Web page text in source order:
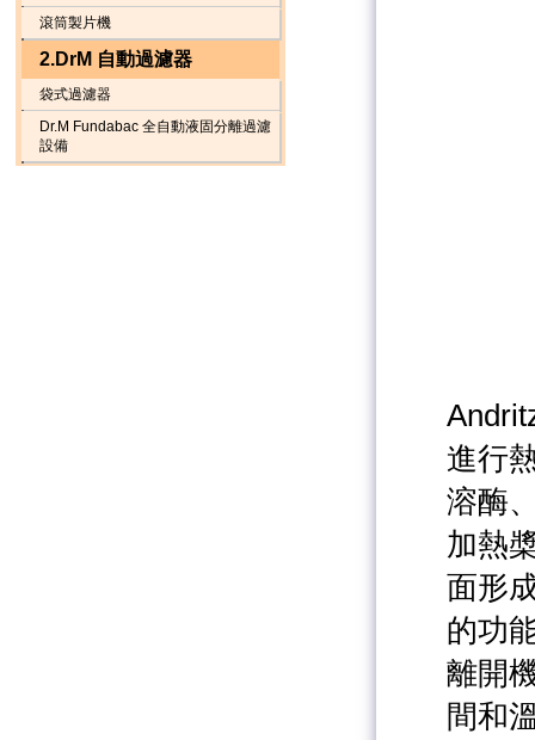
滾筒製片機
2.DrM 自動過濾器
袋式過濾器
Dr.M Fundabac 全自動液固分離過濾
設備
進行
溶酶
加熱
面形
的功
離開
間和